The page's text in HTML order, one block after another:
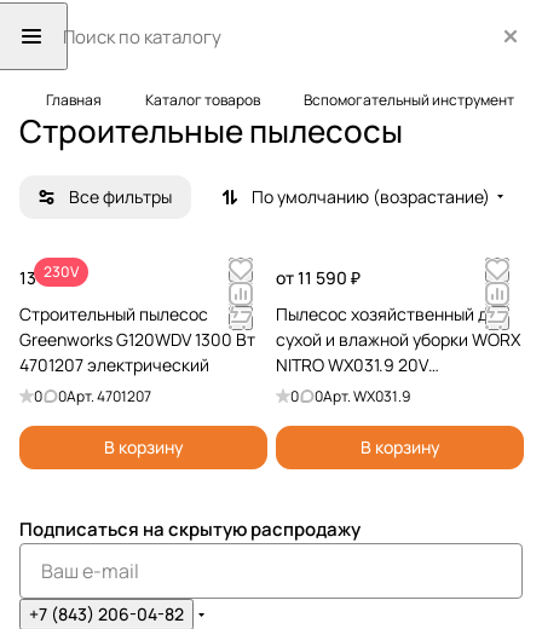
Главная Каталог товаров Вспомогательный инструмент
Строительные пылесосы
Все фильтры По умолчанию (возрастание)
230V
13 990 ₽
Строительный пылесос
Greenworks G120WDV 1300 Вт
4701207 электрический
0 0Арт.4701207
В корзину
от 11 590 ₽
Пылесос хозяйственный для
сухой и влажной уборки WORX
NITRO WX031.9 20V
аккумуляторный
0 0Арт.WX031.9
В корзину
Подписаться на скрытую распродажу
+7 (843) 206-04-82